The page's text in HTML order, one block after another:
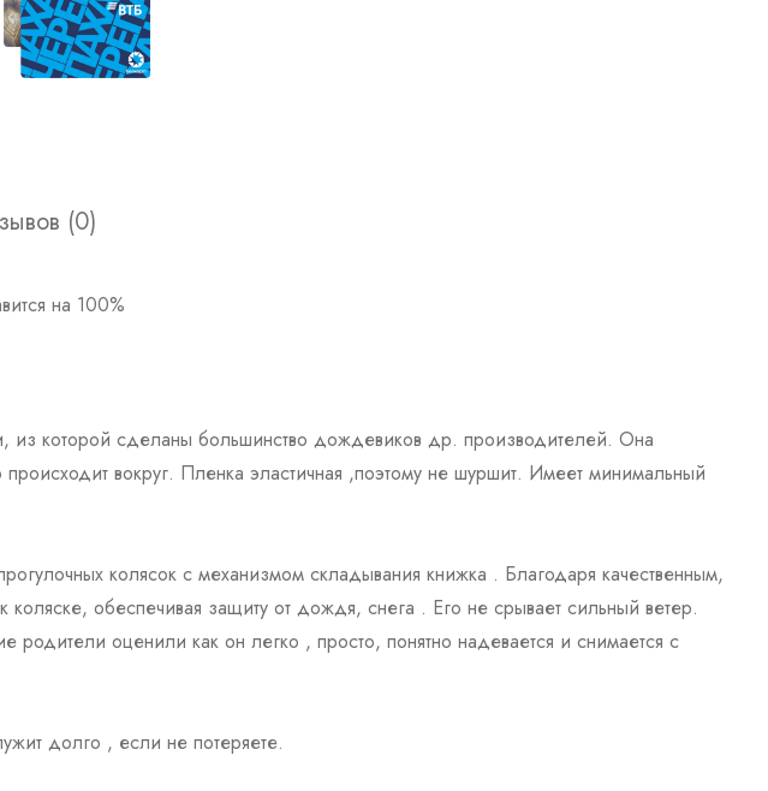
(0)
на 100%
из которой сделаны большинство дождевиков др. производителей. Она
вокруг. Пленка эластичная ,поэтому не шуршит. Имеет минимальный
колясок с механизмом складывания книжка . Благодаря качественным,
обеспечивая защиту от дождя, снега . Его не срывает сильный ветер.
оценили как он легко , просто, понятно надевается и снимается с
долго , если не потеряете.